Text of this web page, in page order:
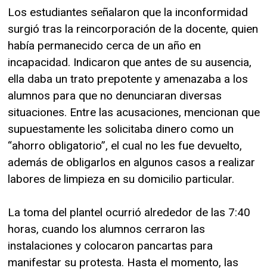
Los estudiantes señalaron que la inconformidad
surgió tras la reincorporación de la docente, quien
había permanecido cerca de un año en
incapacidad. Indicaron que antes de su ausencia,
ella daba un trato prepotente y amenazaba a los
alumnos para que no denunciaran diversas
situaciones. Entre las acusaciones, mencionan que
supuestamente les solicitaba dinero como un
“ahorro obligatorio”, el cual no les fue devuelto,
además de obligarlos en algunos casos a realizar
labores de limpieza en su domicilio particular.
La toma del plantel ocurrió alrededor de las 7:40
horas, cuando los alumnos cerraron las
instalaciones y colocaron pancartas para
manifestar su protesta. Hasta el momento, las